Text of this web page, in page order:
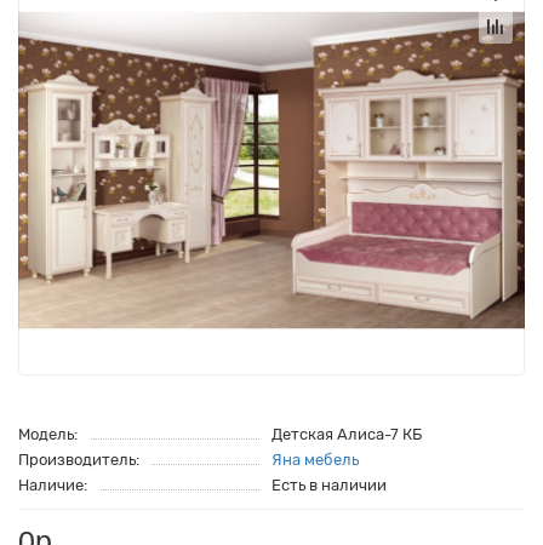
Модель:
Детская Алиса-7 КБ
Производитель:
Яна мебель
Наличие:
Есть в наличии